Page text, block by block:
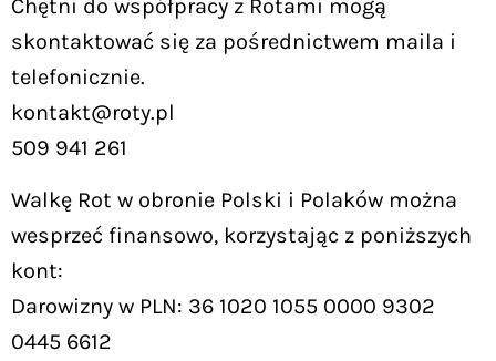
Chętni do współpracy z Rotami mogą
skontaktować się za pośrednictwem maila i
telefonicznie.
kontakt@roty.pl
509 941 261
Walkę Rot w obronie Polski i Polaków można
wesprzeć finansowo, korzystając z poniższych
kont:
Darowizny w PLN: 36 1020 1055 0000 9302
0445 6612